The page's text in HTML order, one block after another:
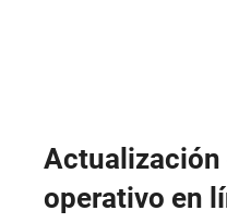
Actualización
operativo en